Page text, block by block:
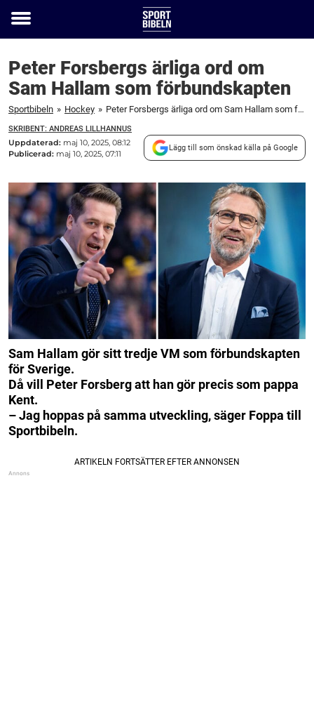
Toggle
Peter Forsbergs ärliga ord om
Sam Hallam som förbundskapten
Sportbibeln » Hockey » Peter Forsbergs ärliga ord om Sam Hallam som förbundskapten
SKRIBENT: ANDREAS LILLHANNUS
Uppdaterad: maj 10, 2025, 08:12
Publicerad: maj 10, 2025, 07:11
Lägg till som önskad källa på Google
Sam Hallam gör sitt tredje VM som förbundskapten
för Sverige.
Då vill Peter Forsberg att han gör precis som pappa
Kent.
– Jag hoppas på samma utveckling, säger Foppa till
Sportbibeln.